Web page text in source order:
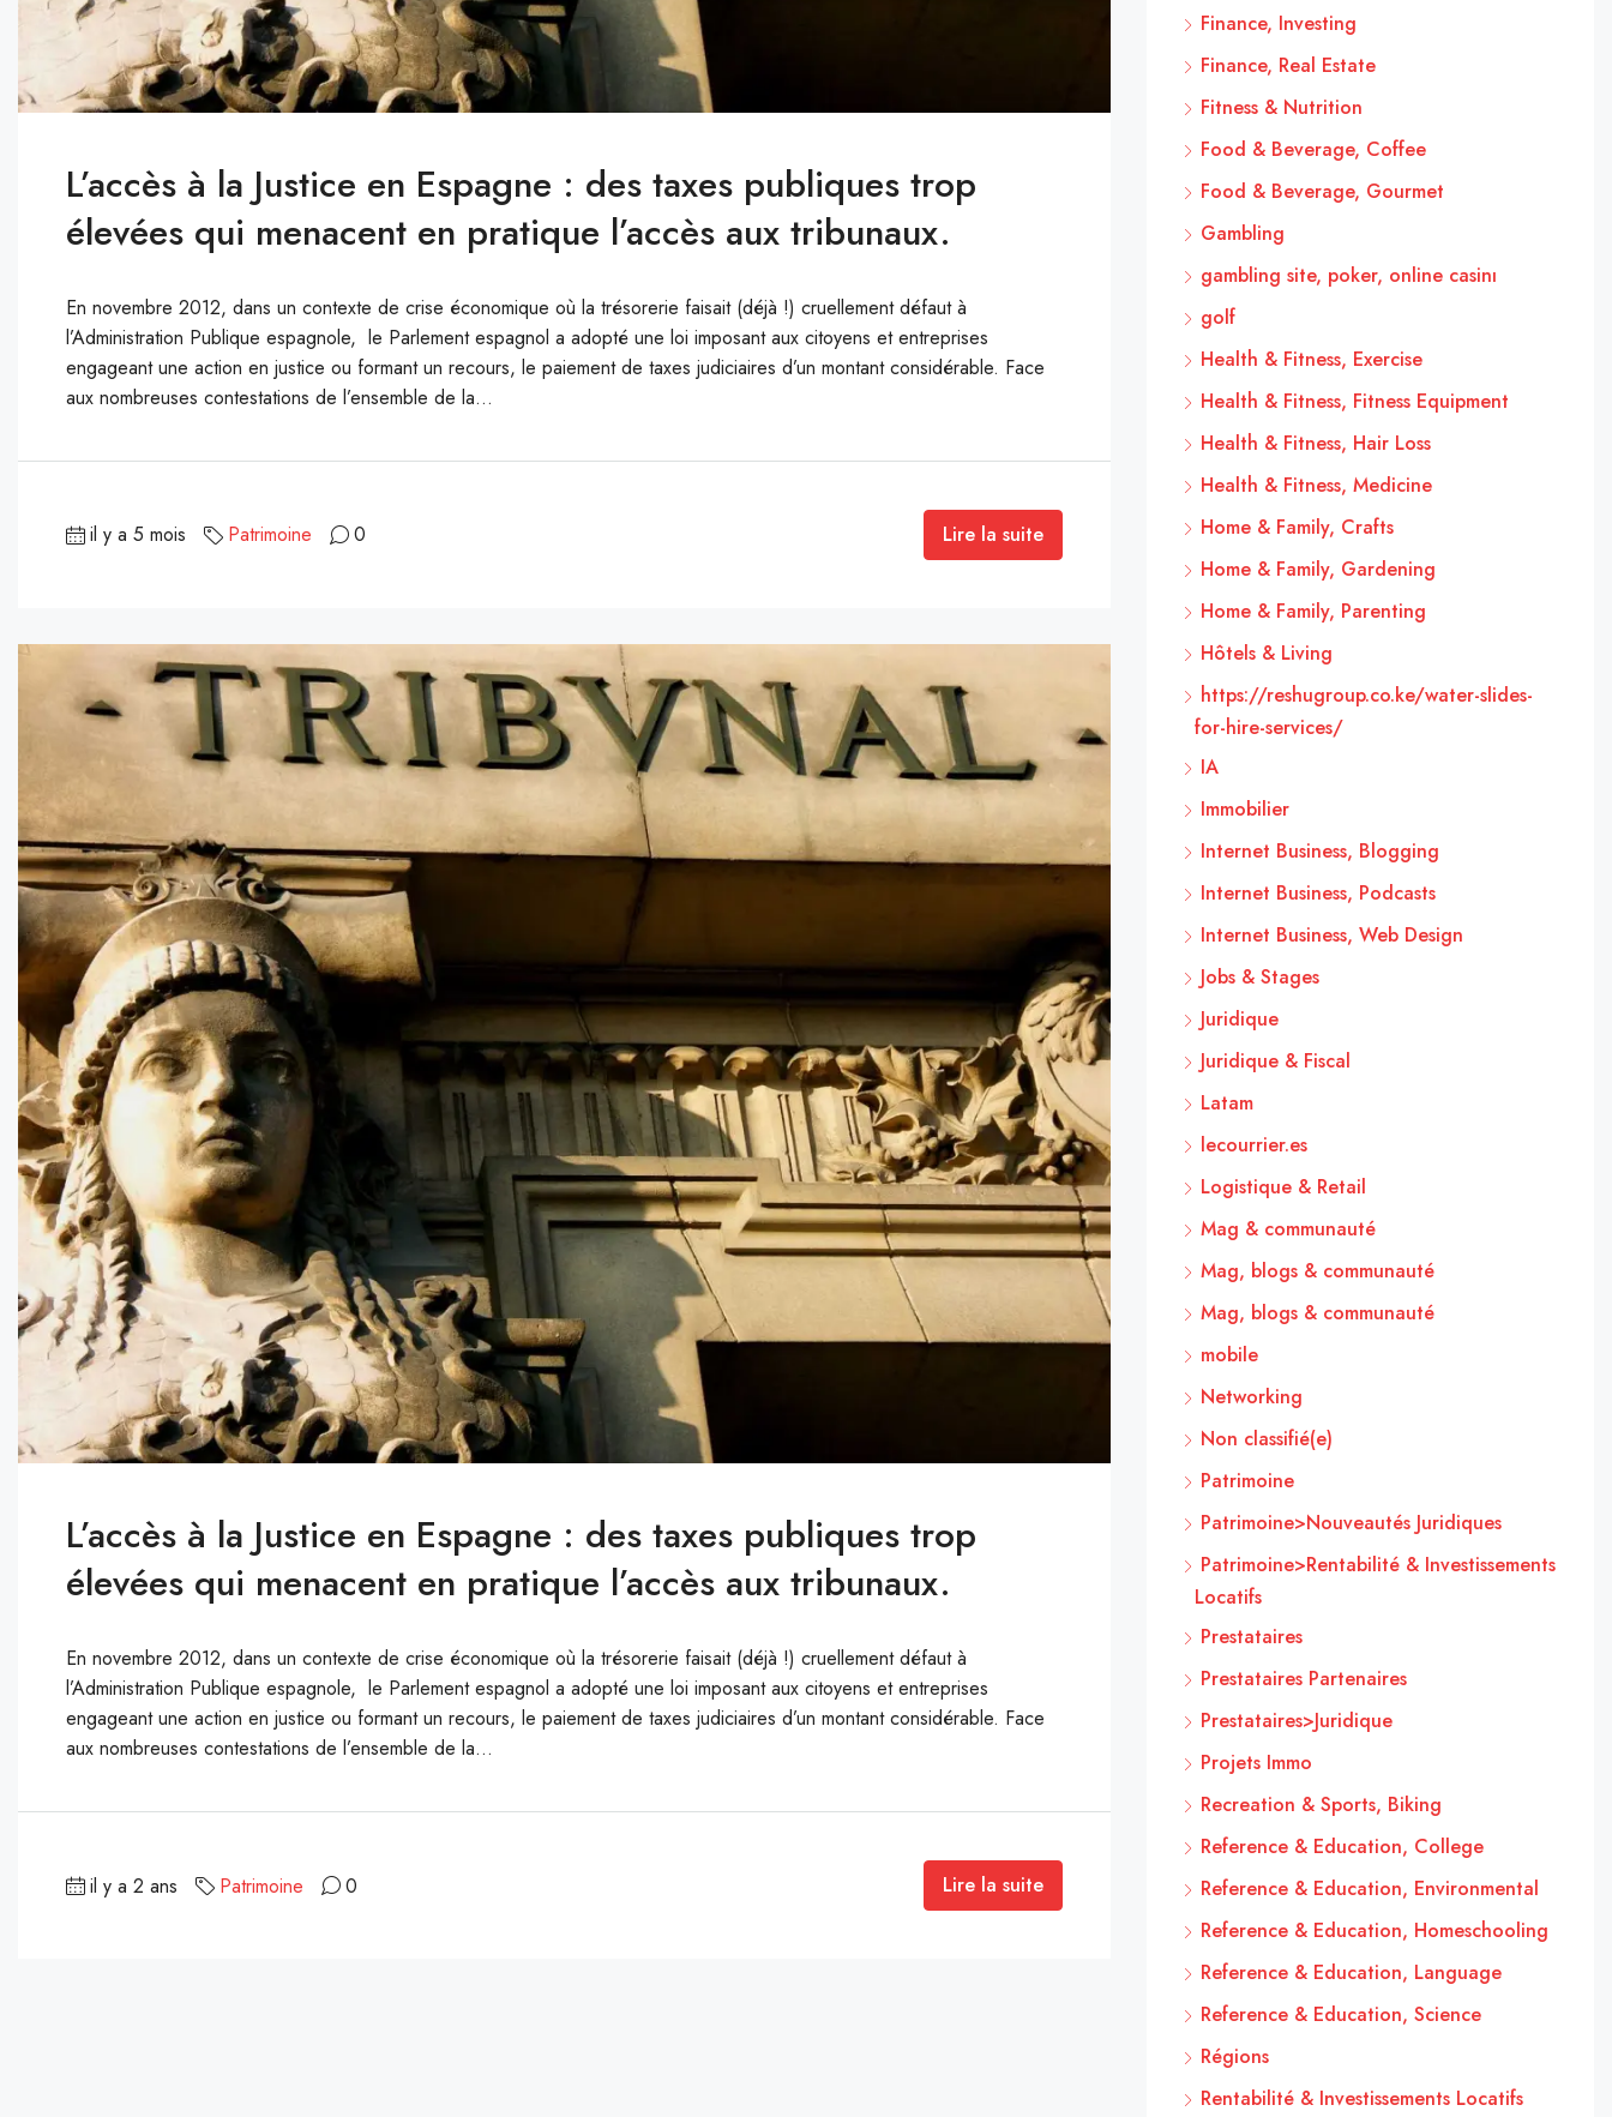
L’accès à la Justice en Espagne : des taxes publiques trop
élevées qui menacent en pratique l’accès aux tribunaux.
En novembre 2012, dans un contexte de crise économique où la trésorerie faisait (déjà !) cruellement défaut à
l’Administration Publique espagnole, le Parlement espagnol a adopté une loi imposant aux citoyens et entreprises
engageant une action en justice ou formant un recours, le paiement de taxes judiciaires d’un montant considérable. Face
aux nombreuses contestations de l’ensemble de la...
il y a 5 mois Patrimoine 0 Lire la suite
L’accès à la Justice en Espagne : des taxes publiques trop
élevées qui menacent en pratique l’accès aux tribunaux.
En novembre 2012, dans un contexte de crise économique où la trésorerie faisait (déjà !) cruellement défaut à
l’Administration Publique espagnole, le Parlement espagnol a adopté une loi imposant aux citoyens et entreprises
engageant une action en justice ou formant un recours, le paiement de taxes judiciaires d’un montant considérable. Face
aux nombreuses contestations de l’ensemble de la...
il y a 2 ans Patrimoine 0 Lire la suite
Finance, Investing
Finance, Real Estate
Fitness & Nutrition
Food & Beverage, Coffee
Food & Beverage, Gourmet
Gambling
gambling site, poker, online casinı
golf
Health & Fitness, Exercise
Health & Fitness, Fitness Equipment
Health & Fitness, Hair Loss
Health & Fitness, Medicine
Home & Family, Crafts
Home & Family, Gardening
Home & Family, Parenting
Hôtels & Living
https://reshugroup.co.ke/water-slides-
for-hire-services/
IA
Immobilier
Internet Business, Blogging
Internet Business, Podcasts
Internet Business, Web Design
Jobs & Stages
Juridique
Juridique & Fiscal
Latam
lecourrier.es
Logistique & Retail
Mag & communauté
Mag, blogs & communauté
Mag, blogs & communauté
mobile
Networking
Non classifié(e)
Patrimoine
Patrimoine>Nouveautés Juridiques
Patrimoine>Rentabilité & Investissements
Locatifs
Prestataires
Prestataires Partenaires
Prestataires>Juridique
Projets Immo
Recreation & Sports, Biking
Reference & Education, College
Reference & Education, Environmental
Reference & Education, Homeschooling
Reference & Education, Language
Reference & Education, Science
Régions
Rentabilité & Investissements Locatifs